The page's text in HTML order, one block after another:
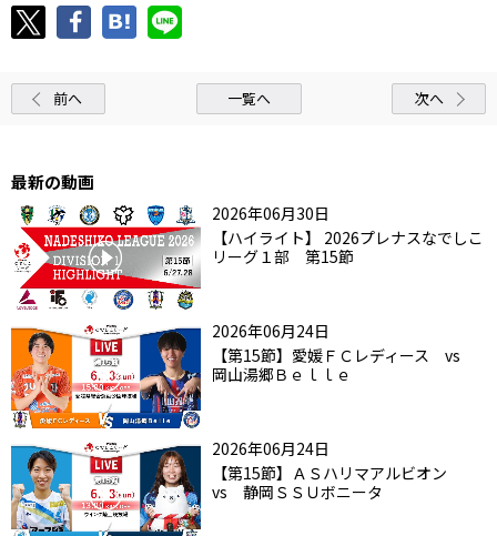
前へ 一覧へ 次へ
最新の動画
2026年06月30日
【ハイライト】 2026プレナスなでしこ
リーグ１部 第15節
2026年06月24日
【第15節】愛媛ＦＣレディース vs
岡山湯郷Ｂｅｌｌｅ
2026年06月24日
【第15節】ＡＳハリマアルビオン
vs 静岡ＳＳＵボニータ